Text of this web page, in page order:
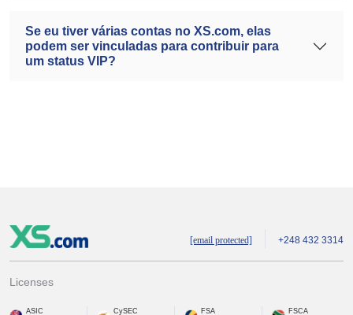
Se eu tiver várias contas no XS.com, elas
podem ser vinculadas para contribuir para
um status VIP?
[email protected] +248 432 3314
Licenses
ASIC
CySEC
FSA
FSCA